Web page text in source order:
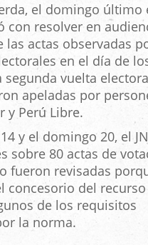
el domingo último
con resolver en
las actas observadas
en el día de
segunda vuelta
apeladas por
y Perú Libre.
y el domingo 20, el
sobre 80 actas de
fueron revisadas
concesorio del
de los requisitos
la norma.